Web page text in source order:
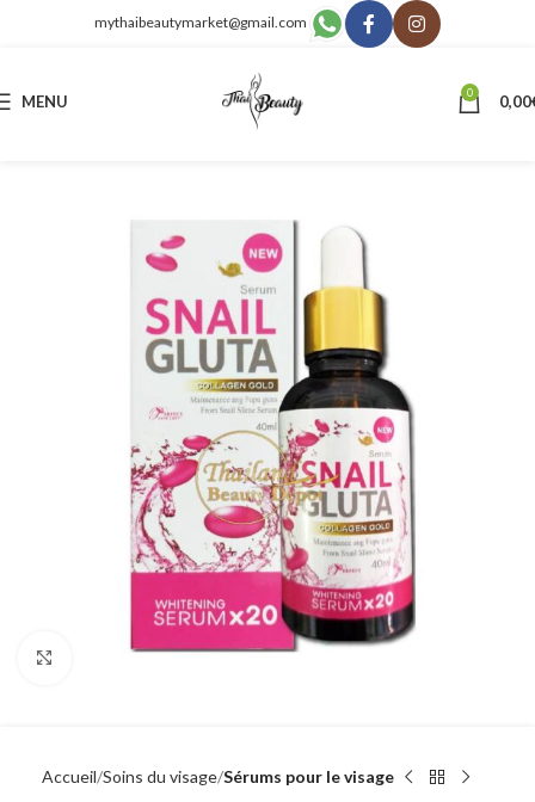
mythaibeautymarket@gmail.com
MENU 0 0,00
Click to enlarge
Accueil Soins du visage Sérums pour le visage